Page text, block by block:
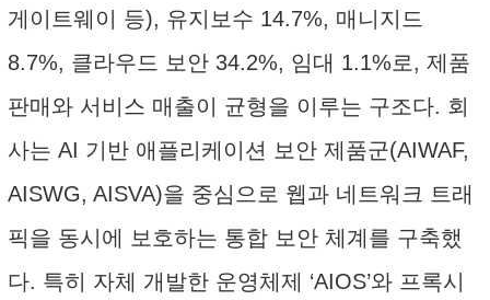
게이트웨이 등), 유지보수 14.7%, 매니지드
8.7%, 클라우드 보안 34.2%, 임대 1.1%로, 제품
판매와 서비스 매출이 균형을 이루는 구조다. 회
사는 AI 기반 애플리케이션 보안 제품군(AIWAF,
AISWG, AISVA)을 중심으로 웹과 네트워크 트래
픽을 동시에 보호하는 통합 보안 체계를 구축했
다. 특히 자체 개발한 운영체제 ‘AIOS’와 프록시